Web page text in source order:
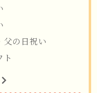
父の日祝い
ト